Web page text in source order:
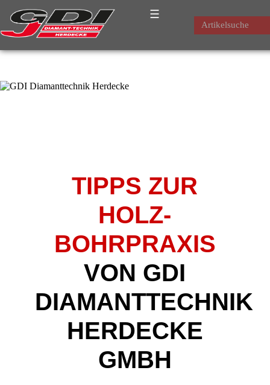
☰
Artikelsuche
TIPPS ZUR
HOLZ-
BOHRPRAXIS
VON GDI
DIAMANTTECHNIK
HERDECKE
GMBH